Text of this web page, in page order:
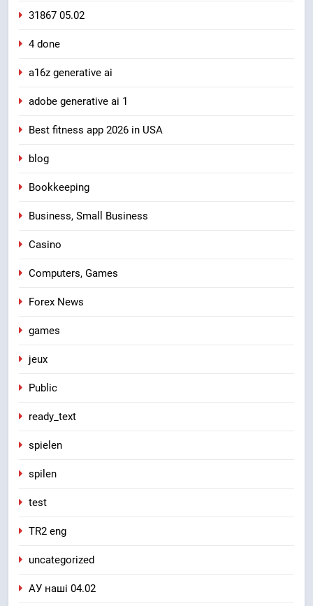
31867 05.02
4 done
a16z generative ai
adobe generative ai 1
Best fitness app 2026 in USA
blog
Bookkeeping
Business, Small Business
Casino
Computers, Games
Forex News
games
jeux
Public
ready_text
spielen
spilen
test
TR2 eng
uncategorized
АУ наші 04.02